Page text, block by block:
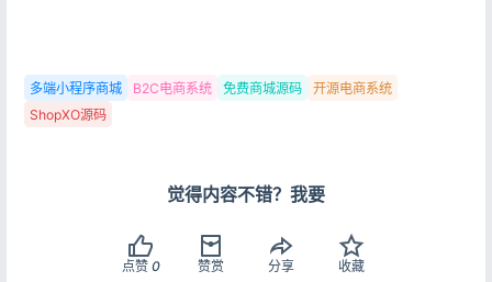
多端小程序商城 B2C电商系统 免费商城源码
开源电商系统
ShopXO源码
觉得内容不错？我要
点赞 0 赞赏 分享 收藏